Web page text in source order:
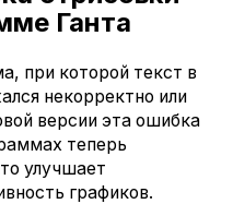
Ганта
при которой текст в
некорректно или
версии эта ошибка
теперь
улучшает
графиков.